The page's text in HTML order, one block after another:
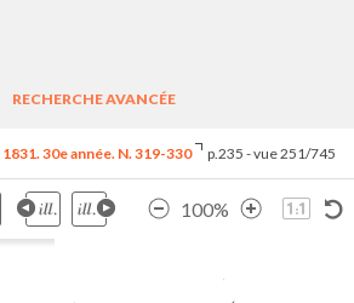
RECHERCHE AVANCÉE
1831. 30e année. N. 319-330 p.235 - vue 251/745
100%